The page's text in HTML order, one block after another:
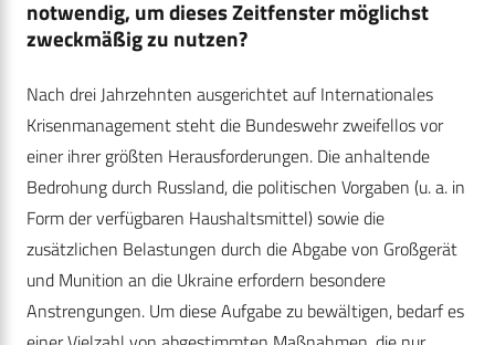
notwendig, um dieses Zeitfenster möglichst
zweckmäßig zu nutzen?
Nach drei Jahrzehnten ausgerichtet auf Internationales
Krisenmanagement steht die Bundeswehr zweifellos vor
einer ihrer größten Herausforderungen. Die anhaltende
Bedrohung durch Russland, die politischen Vorgaben (u. a. in
Form der verfügbaren Haushaltsmittel) sowie die
zusätzlichen Belastungen durch die Abgabe von Großgerät
und Munition an die Ukraine erfordern besondere
Anstrengungen. Um diese Aufgabe zu bewältigen, bedarf es